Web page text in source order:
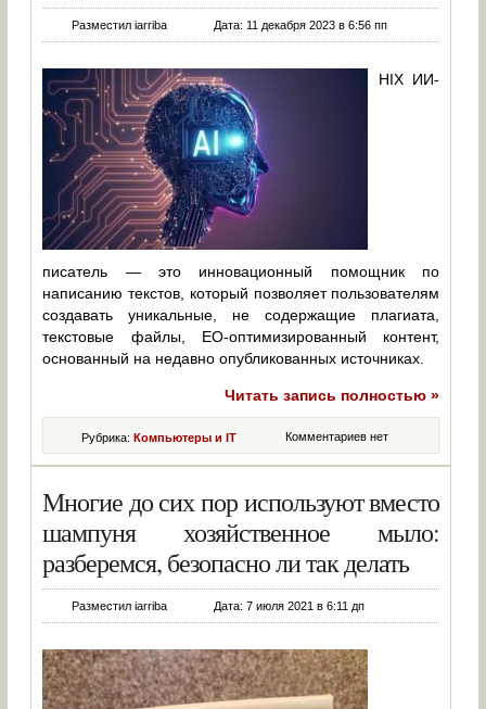
Разместил iarriba Дата: 11 декабря 2023 в 6:56 пп
HIX ИИ-
писатель — это инновационный помощник по
написанию текстов, который позволяет пользователям
создавать уникальные, не содержащие плагиата,
текстовые файлы, EO-оптимизированный контент,
основанный на недавно опубликованных источниках.
Читать запись полностью »
Комментариев нет
Рубрика:Компьютеры и IT
Многие до сих пор используют вместо
шампуня хозяйственное мыло:
разберемся, безопасно ли так делать
Разместил iarriba Дата: 7 июля 2021 в 6:11 дп